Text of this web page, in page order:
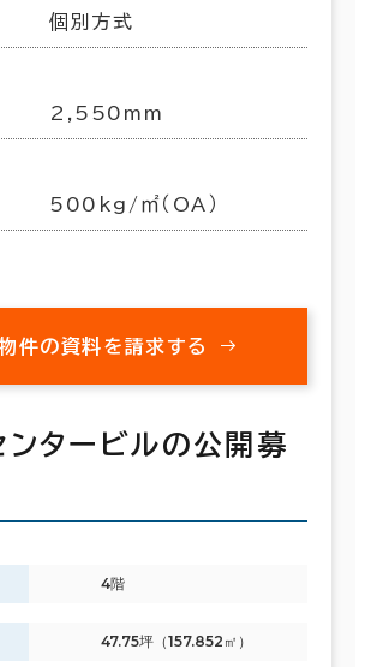
個別方式
2,550mm
500kg/㎡（OA）
件の資料を請求する
ンタービルの公開募
4階
47.75坪（157.852㎡）